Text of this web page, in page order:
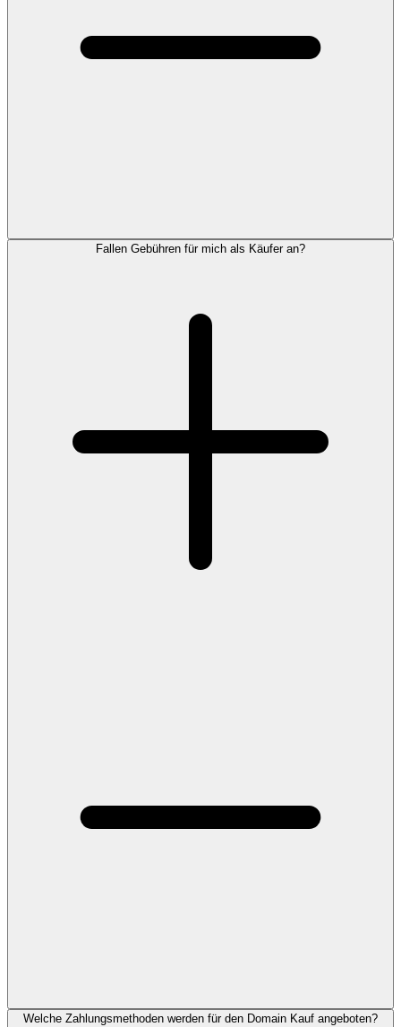
Fallen Gebühren für mich als Käufer an?
Welche Zahlungsmethoden werden für den Domain Kauf angeboten?